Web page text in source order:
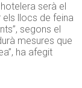
serà el
els llocs de feina
segons el
mesures que
ha afegit